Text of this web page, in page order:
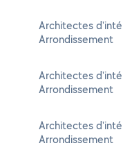
Architectes
Arrondissement
Architectes
Arrondissement
Architectes
Arrondissement